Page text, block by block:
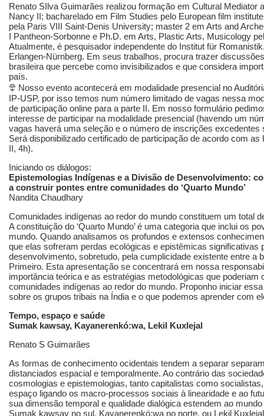
Renato SIlva Guimarães realizou formação em Cultural Mediator
Nancy II; bacharelado em Film Studies pelo European film
pela Paris VIII Saint-Denis University; master 2 em Arts and
I Pantheon-Sorbonne e Ph.D. em Arts, Plastic Arts, Musicology
Atualmente, é pesquisador independente do Institut für
Erlangen-Nürnberg. Em seus trabalhos, procura trazer
brasileira que percebe como invisibilizados e que considera
país.
𖣉 Nosso evento acontecerá em modalidade presencial no
IP-USP, por isso temos num número limitado de vagas nessa
de participação online para a parte II. Em nosso formulário
interesse de participar na modalidade presencial (havendo um
vagas haverá uma seleção e o número de inscrições excedentes
Será disponibilizado certificado de participação de acordo com
II, 4h).
Iniciando os diálogos:
Epistemologias Indígenas e a Divisão de Desenvolvimento:
a construir pontes entre comunidades do ‘Quarto Mundo’
Nandita Chaudhary
Comunidades indígenas ao redor do mundo constituem um total
A constituição do ‘Quarto Mundo’ é uma categoria que inclui os
mundo. Quando analisamos os profundos e extensos
que elas sofreram perdas ecológicas e epistêmicas significativas
desenvolvimento, sobretudo, pela cumplicidade existente entre a
Primeiro. Esta apresentação se concentrará em nossa
importância teórica e as estratégias metodológicas que poderiam
comunidades indígenas ao redor do mundo. Proponho iniciar
sobre os grupos tribais na Índia e o que podemos aprender com
Tempo, espaço e saúde
Sumak kawsay, Kayanerenkó:wa, Lekil Kuxlejal
Renato S Guimarães
As formas de conhecimento ocidentais tendem a separar
distanciados espacial e temporalmente. Ao contrário das
cosmologias e epistemologias, tanto capitalistas como
espaço ligando os macro-processos sociais à linearidade e ao
sua dimensão temporal e qualidade dialógica estendem ao
Sumak kawsay no sul, Kayanerenkó:wa no norte, ou Lekil